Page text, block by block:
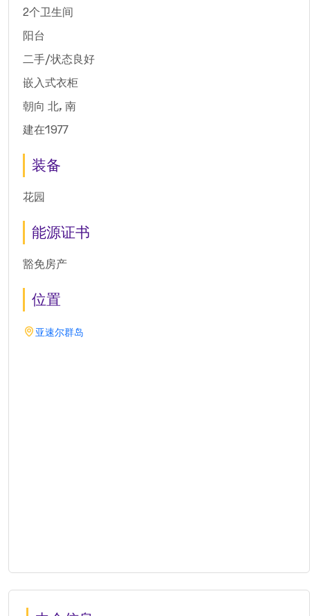
2个卫生间
阳台
二手/状态良好
嵌入式衣柜
朝向 北, 南
建在1977
装备
花园
能源证书
豁免房产
位置
亚速尔群岛